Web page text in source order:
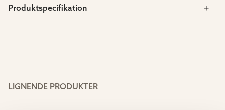
Produktspecifikation
LIGNENDE PRODUKTER